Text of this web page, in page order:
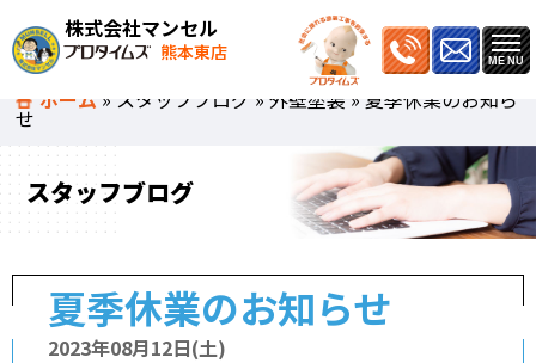
株式会社マンセル
熊本東店
ホーム » スタッフブログ »外壁塗装 »夏季休業のお知ら
せ
スタッフブログ
夏季休業のお知らせ
2023年08月12日(土)